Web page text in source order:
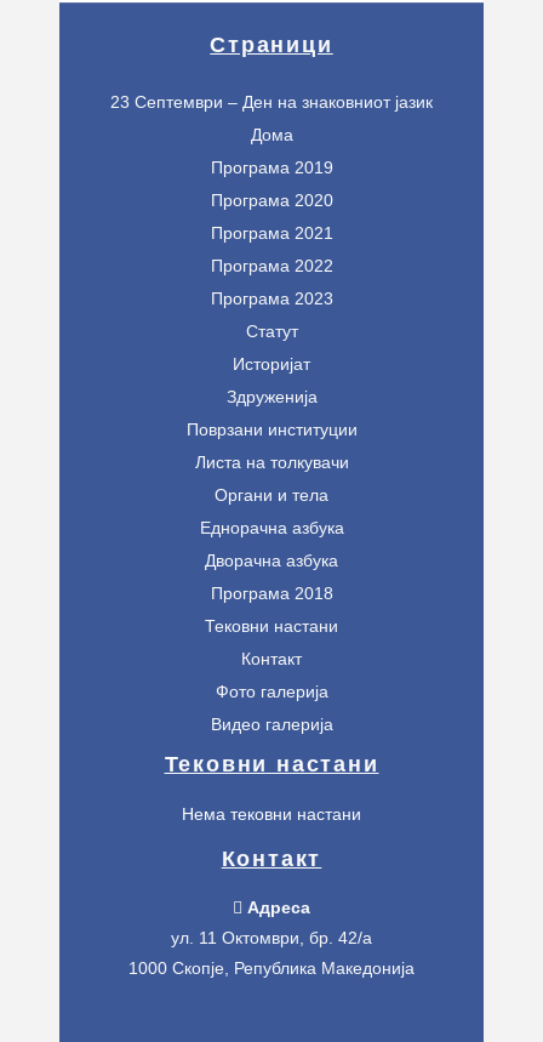
Страници
23 Септември – Ден на знаковниот јазик
Дома
Програма 2019
Програма 2020
Програма 2021
Програма 2022
Програма 2023
Статут
Историјат
Здруженија
Поврзани институции
Листа на толкувачи
Органи и тела
Еднорачна азбука
Дворачна азбука
Програма 2018
Тековни настани
Контакт
Фото галерија
Видео галерија
Тековни настани
Нема тековни настани
Контакт
Адреса
ул. 11 Октомври, бр. 42/а
1000 Скопје, Република Македонија